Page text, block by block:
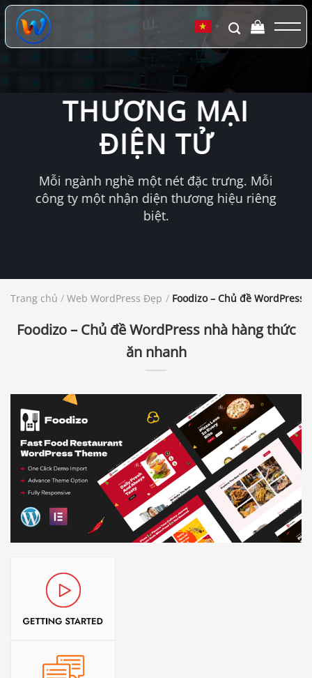
Chuyển
đến
dung
▼
THƯƠNG MẠI
ĐIỆN TỬ
Mỗi ngành nghề một nét đặc trưng. Mỗi
công ty một nhận diện thương hiệu riêng
biệt.
Trang chủ / Web WordPress Đẹp / Foodizo – Chủ đề
Foodizo – Chủ đề WordPress nhà hàng thức
ăn nhanh